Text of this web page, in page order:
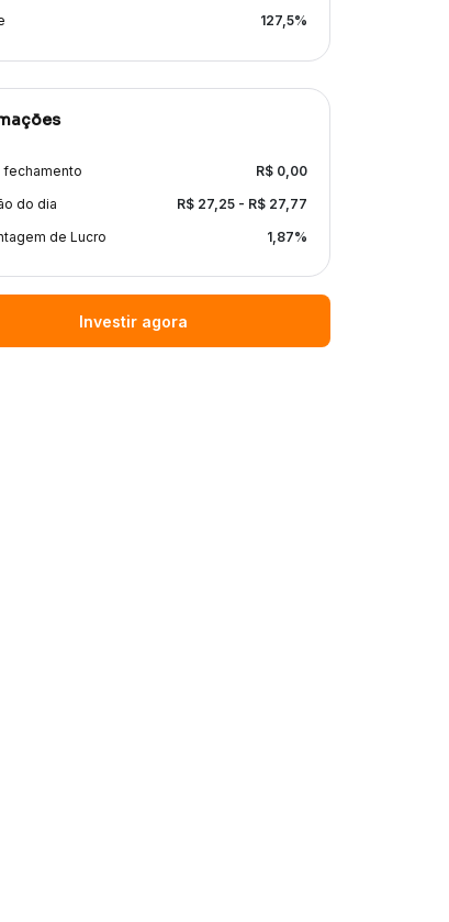
127,5%
fechamento R$ 0,00
do dia
R$ 27,25- R$ 27,77
de Lucro
1,87%
Investir agora